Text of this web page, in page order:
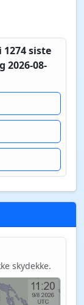
siste
2026-08-
skydekke.